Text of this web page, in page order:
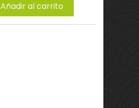
Añadir al carrito